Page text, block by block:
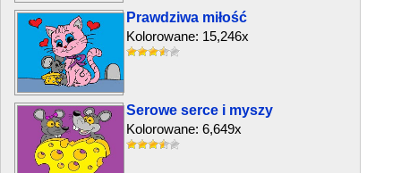
Prawdziwa miłość
Kolorowane: 15,246x
Serowe serce i myszy
Kolorowane: 6,649x